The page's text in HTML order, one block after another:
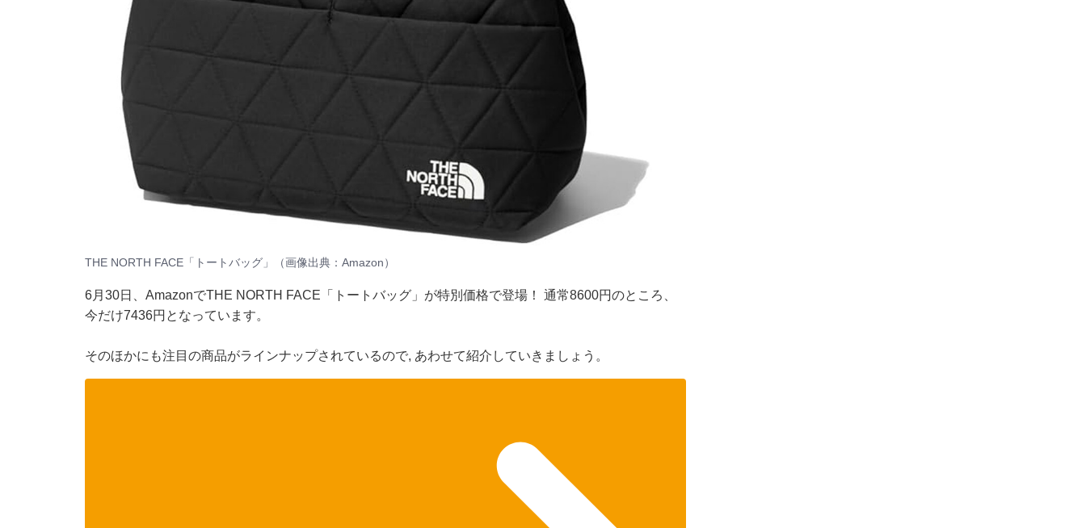
THE NORTH FACE「トートバッグ」（画像出典：Amazon）
6月30日、 AmazonでTHE NORTH FACE「トートバッグ」が特別価格で登場！ 通常8600円のところ、
今だけ7436円となっています。
そのほかにも注目の商品がラインナップされているので, あわせて紹介していきましょう。